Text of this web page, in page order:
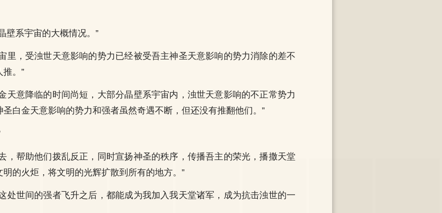
壁系宇宙的大概情况。”
里，受浊世天意影响的势力已经被受吾主神圣天意影响的势力消除的差不
。”
天意降临的时间尚短，大部分晶壁系宇宙内，浊世天意影响的不正常势力
白金天意影响的势力和强者虽然奇遇不断，但还没有推翻他们。”
，帮助他们拨乱反正，同时宣扬神圣的秩序，传播吾主的荣光，播撒天堂
的火炬，将文明的光辉扩散到所有的地方。”
处世间的强者飞升之后，都能成为我加入我天堂诸军，成为抗击浊世的一